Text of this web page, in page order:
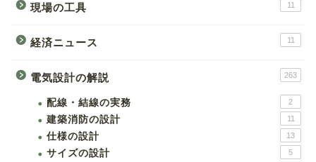
現場の工具 11
経済ニュース 11
電気設計の解説 263
配線・結線の実務 2
建築消防の設計 11
仕様の設計 13
サイズの設計 5